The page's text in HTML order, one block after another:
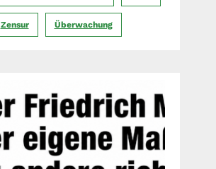
Zensur Überwachung